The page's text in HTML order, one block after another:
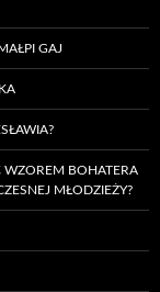
GAJ
WZOREM BOHATERA
MŁODZIEŻY?